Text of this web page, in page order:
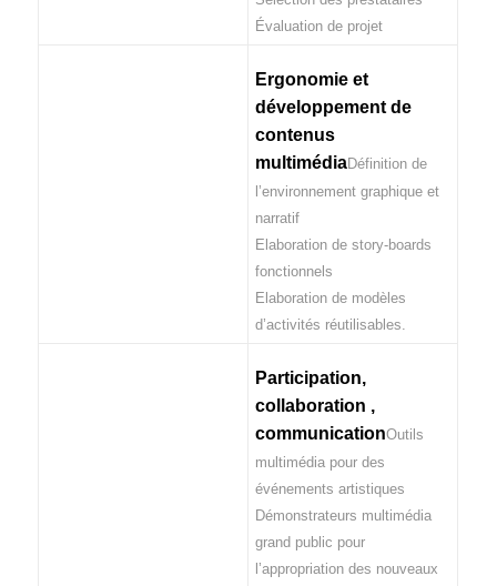
Évaluation de projet
Ergonomie et
développement de
contenus
multimédiaDéfinition de
l’environnement graphique et
narratif
Elaboration de story-boards
fonctionnels
Elaboration de modèles
d’activités réutilisables.
Participation,
collaboration ,
communicationOutils
multimédia pour des
événements artistiques
Démonstrateurs multimédia
grand public pour
l’appropriation des nouveaux